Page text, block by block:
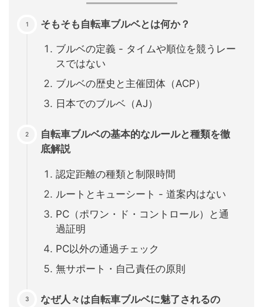
そもそも自転車ブルベとは何か？
ブルベの定義 - タイムや順位を競うレー
スではない
ブルベの歴史と主催団体（ACP）
日本でのブルベ（AJ）
自転車ブルベの基本的なルールと種類を徹
底解説
認定距離の種類と制限時間
ルートとキューシート - 道案内はない
PC（ポワン・ド・コントロール）と通
過証明
PC以外の通過チェック
無サポート・自己責任の原則
なぜ人々は自転車ブルベに魅了されるの